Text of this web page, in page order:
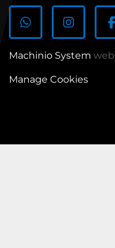
whatsapp
Machinio System
Manage Cookies